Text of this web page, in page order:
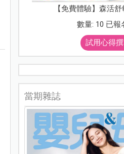
【免費體驗】森活
數量: 10 已報
試用心得
當期雜誌